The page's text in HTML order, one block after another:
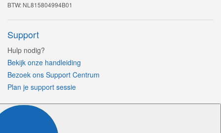
BTW: NL815804994B01
Support
Hulp nodig?
Bekijk onze handleiding
Bezoek ons Support Centrum
Plan je support sessie
Volg ons